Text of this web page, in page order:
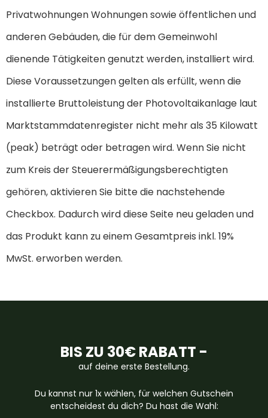
Privatwohnungen Wohnungen sowie öffentlichen und
anderen Gebäuden, die für dem Gemeinwohl
dienende Tätigkeiten genutzt werden, installiert wird.
Diese Voraussetzungen gelten als erfüllt, wenn die
installierte Bruttoleistung der Photovoltaikanlage laut
Marktstammdatenregister nicht mehr als 35 Kilowatt
(peak) beträgt oder betragen wird. Wenn Sie nicht
zum Kreis der Steuerermäßigungsberechtigten
gehören, aktivieren Sie bitte die nachstehende
Checkbox. Dadurch wird diese Seite neu geladen und
das Produkt kann zu einem Gesamtpreis inkl. 19%
MwSt. erworben werden.
BIS ZU 30€ RABATT -
auf deine erste Bestellung.
Du kannst nur 1x wählen, für welchen Gutschein
entscheidest du dich? Du hast die Wahl: